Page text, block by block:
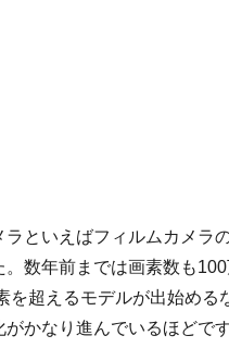
といえばフィルムカメラ
数年前までは画素数も
超えるモデルが出始める
かなり進んでいるほどです